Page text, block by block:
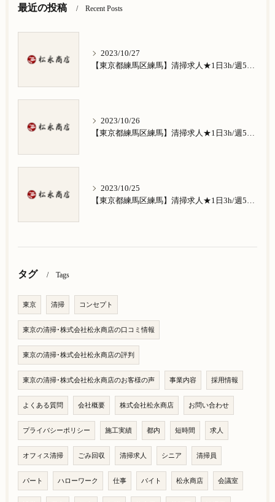
最近の投稿 Recent Posts
2023/10/27
【東京都練馬区練馬】清掃求人★1日3h/週5日/祝日お休み★谷原在住の方歓迎
2023/10/26
【東京都練馬区練馬】清掃求人★1日3h/週5日/祝日お休み★南田中在住の方歓迎
2023/10/25
【東京都練馬区練馬】清掃求人★1日3h/週5日/祝日お休み★南大泉在住の方歓迎
タグ Tags
東京 清掃 コンセプト
東京の清掃･株式会社松永商店の口コミ情報
東京の清掃･株式会社松永商店の評判
東京の清掃･株式会社松永商店のお客様の声 事業内容 採用情報
よくある質問 会社概要 株式会社松永商店 お問い合わせ
プライバシーポリシー 施工実績 都内 短時間 求人
オフィス清掃 ごみ回収 清掃求人 シニア 清掃員
パート ハローワーク 仕事 バイト 松永商店 会議室